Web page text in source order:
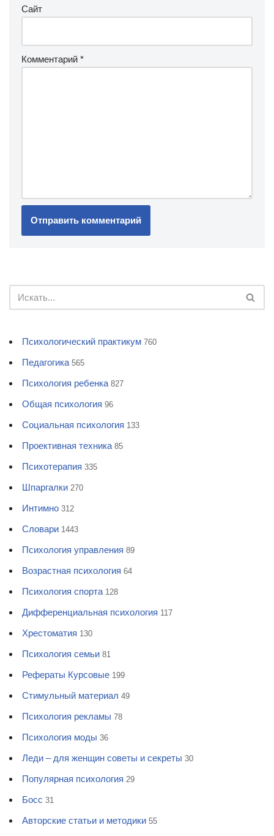
Сайт
Комментарий *
Психологический практикум 760
Педагогика 565
Психология ребенка 827
Общая психология 96
Социальная психология 133
Проективная техника 85
Психотерапия 335
Шпаргалки 270
Интимно 312
Словари 1443
Психология управления 89
Возрастная психология 64
Психология спорта 128
Дифференциальная психология 117
Хрестоматия 130
Психология семьи 81
Рефераты Курсовые 199
Стимульный материал 49
Психология рекламы 78
Психология моды 36
Леди – для женщин советы и секреты 30
Популярная психология 29
Босс 31
Авторские статьи и методики 55